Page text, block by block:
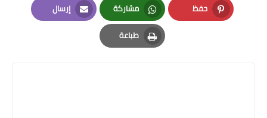
حفظ
Pinterest
مشاركة
Whatsapp
إرسال
Email
طباعة
Print